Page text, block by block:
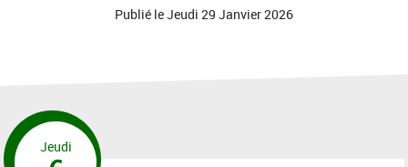
Publié leJeudi 29 Janvier 2026
Jeudi